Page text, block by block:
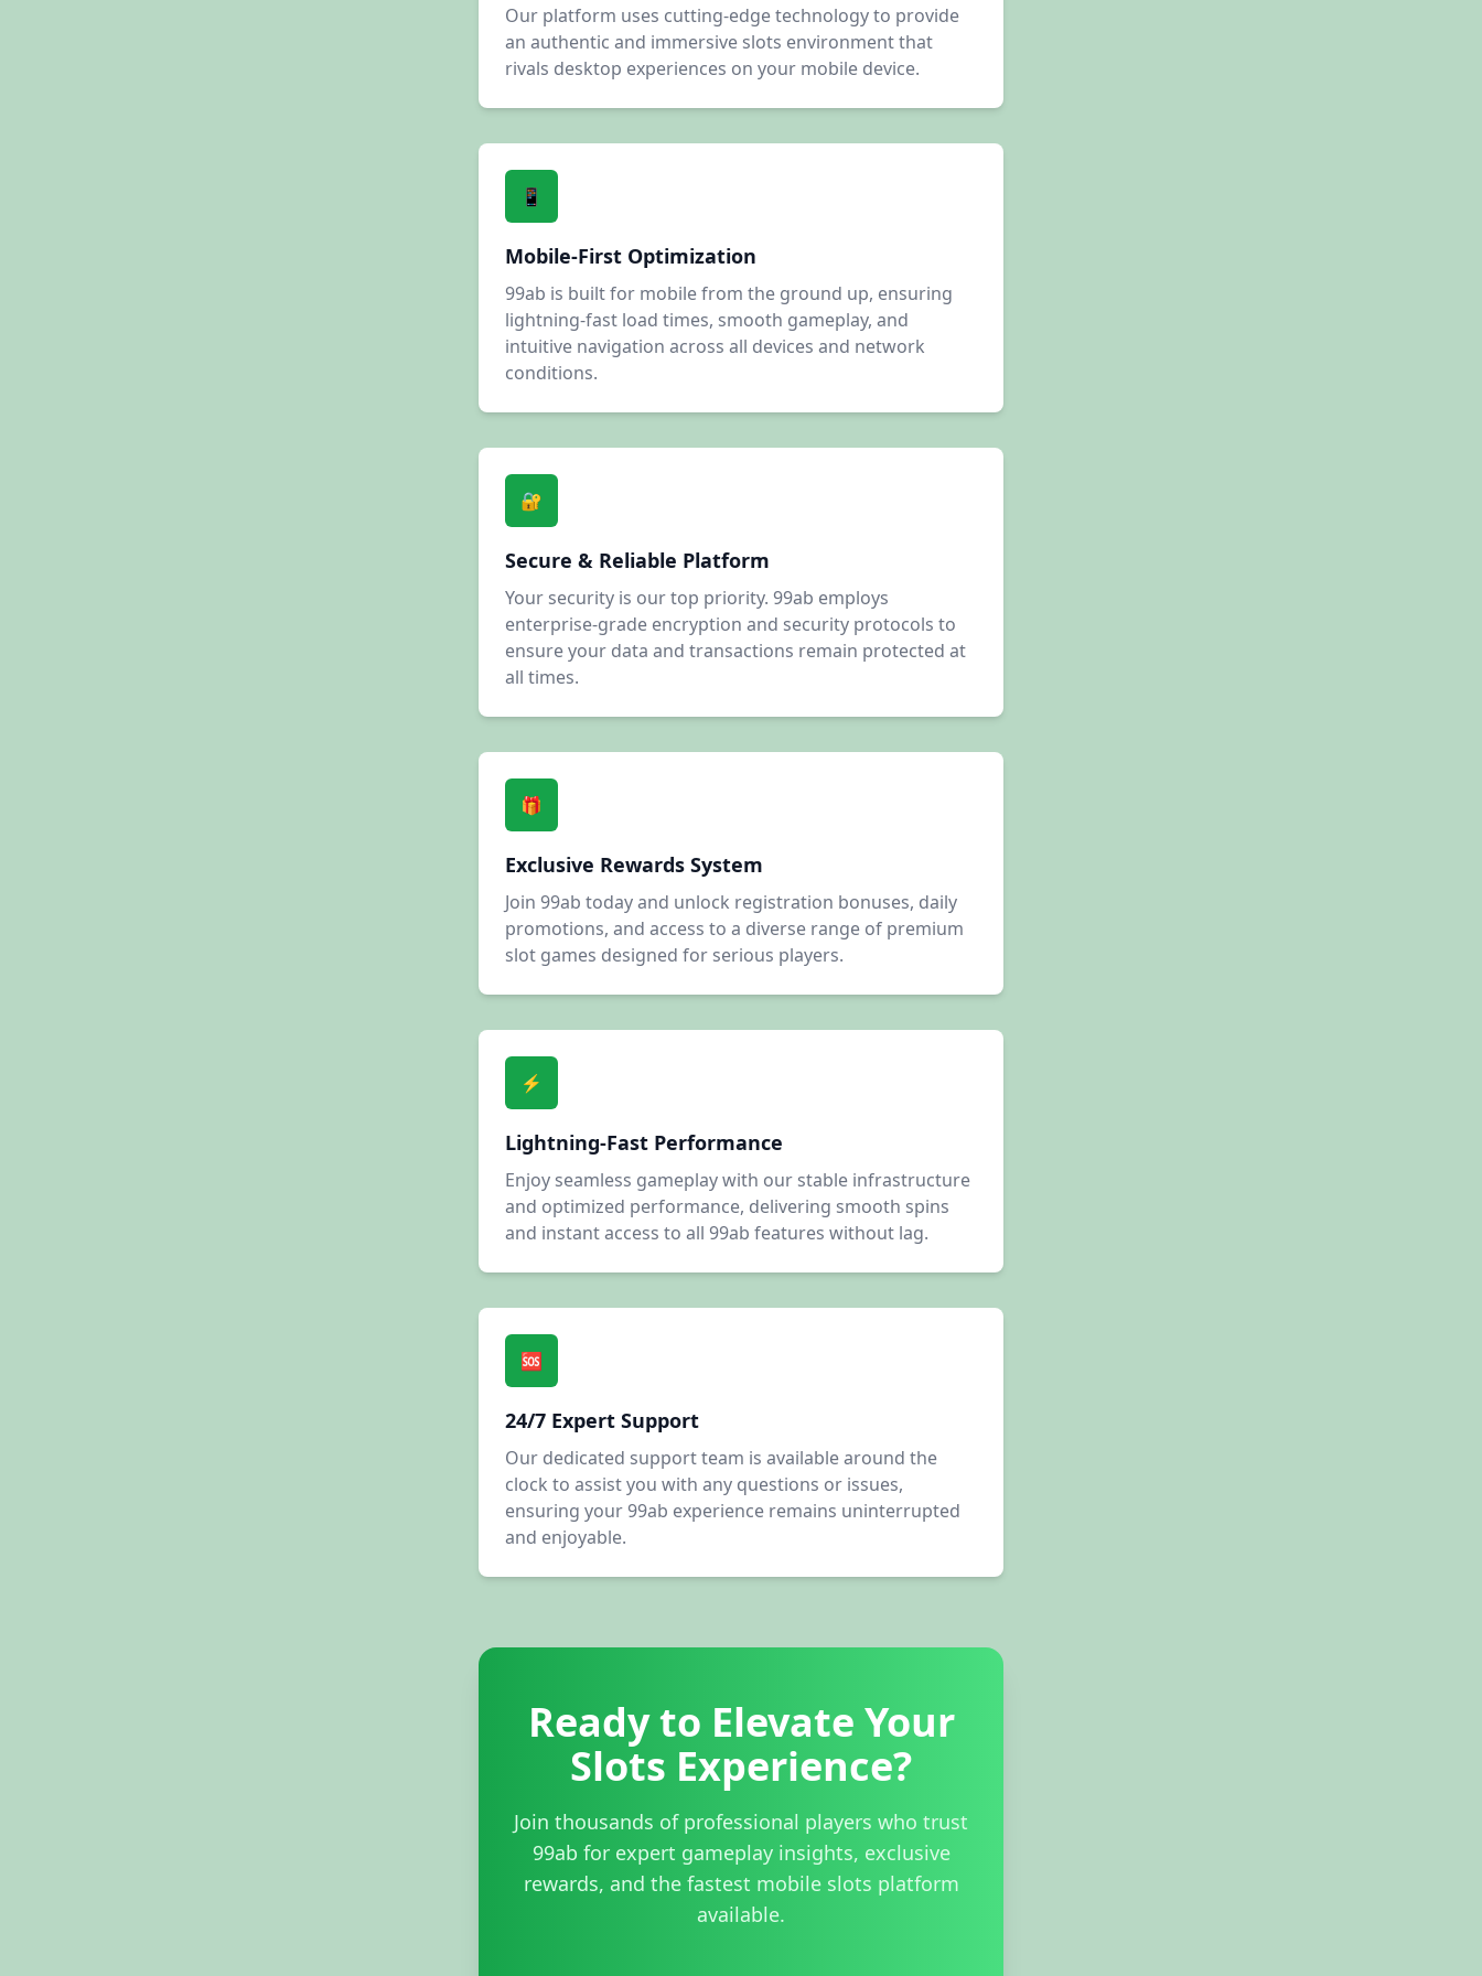
29/06/2026 رضاط*** کو بونس ملا 2,800 PKR 🎁
29/06/2026 شی*** کو بونس ملا 2,800 PKR ✨
29/06/2026 نو*** نے جیتے 26,000 PKR 💰
29/06/2026 عب*** کی رقم نکلوانا کامیاب رہا 29,500 PKR 💸
29/06/2026 ملکح*** کو بونس ملا 1,200 PKR 🎉
29/06/2026 بٹم*** کو بونس ملا 300 PKR 🎁
29/06/2026 شاہ*** کو ریبیٹ ملا 2,200 PKR 🎊
29/06/2026 جٹا*** کی رقم نکلوانا کامیاب رہا 21,000 PKR 🏦
29/06/2026 چو*** نے جیتے 58,000 PKR 💰
Our platform uses cutting-edge technology to provide
an authentic and immersive slots environment that
rivals desktop experiences on your mobile device.
📱
Mobile-First Optimization
99ab is built for mobile from the ground up, ensuring
lightning-fast load times, smooth gameplay, and
intuitive navigation across all devices and network
conditions.
🔐
Secure & Reliable Platform
Your security is our top priority. 99ab employs
enterprise-grade encryption and security protocols to
ensure your data and transactions remain protected at
all times.
🎁
Exclusive Rewards System
Join 99ab today and unlock registration bonuses, daily
promotions, and access to a diverse range of premium
slot games designed for serious players.
⚡
Lightning-Fast Performance
Enjoy seamless gameplay with our stable infrastructure
and optimized performance, delivering smooth spins
and instant access to all 99ab features without lag.
🆘
24/7 Expert Support
Our dedicated support team is available around the
clock to assist you with any questions or issues,
ensuring your 99ab experience remains uninterrupted
and enjoyable.
Ready to Elevate Your
Slots Experience?
Join thousands of professional players who trust
99ab for expert gameplay insights, exclusive
rewards, and the fastest mobile slots platform
available.